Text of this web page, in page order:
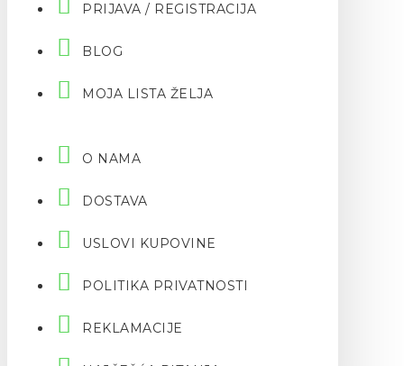
PRIJAVA / REGISTRACIJA
BLOG
MOJA LISTA ŽELJA
O NAMA
DOSTAVA
USLOVI KUPOVINE
POLITIKA PRIVATNOSTI
REKLAMACIJE